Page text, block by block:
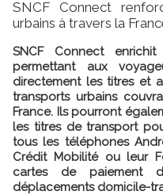
SNCF Connect
urbains à travers la
SNCF Connect
permettant aux
directement les titres et
transports urbains
France. Ils pourront
les titres de transport
tous les téléphones
Crédit Mobilité ou leur
cartes de paiement
déplacements domicile-